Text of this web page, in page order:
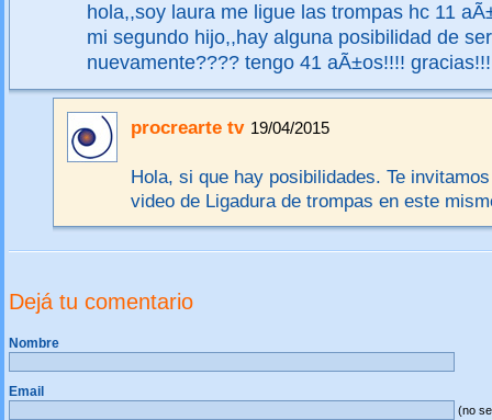
hola,,soy laura me ligue las trompas hc 11
mi segundo hijo,,hay alguna posibilidad de
nuevamente???? tengo 41 aÃ±os!!!! gracias!!!
procrearte tv 19/04/2015
Hola, si que hay posibilidades. Te
video de Ligadura de trompas en este
Dejá tu comentario
Nombre
Email
(no